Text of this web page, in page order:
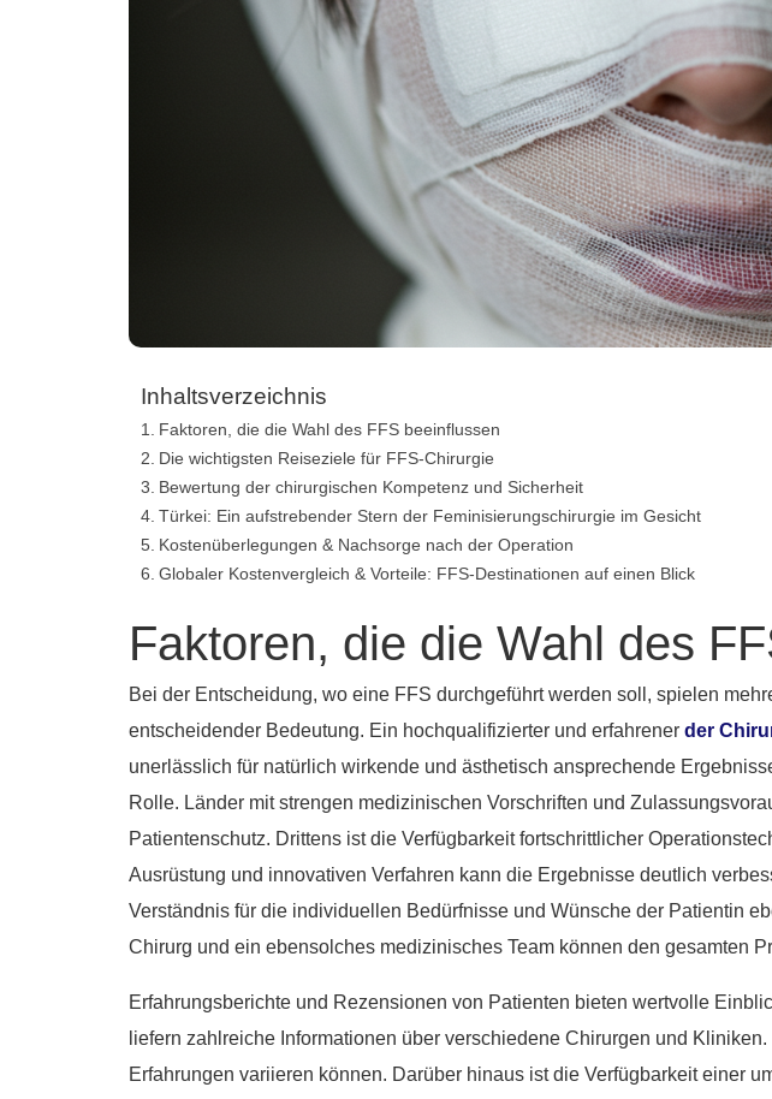
Inhaltsverzeichnis
Faktoren, die die Wahl des FFS beeinflussen
Die wichtigsten Reiseziele für FFS-Chirurgie
Bewertung der chirurgischen Kompetenz und Sicherheit
Türkei: Ein aufstrebender Stern der Feminisierungschirurgie im Gesicht
Kostenüberlegungen & Nachsorge nach der Operation
Globaler Kostenvergleich & Vorteile: FFS-Destinationen auf einen Blick
Faktoren, die die Wahl des
Bei der Entscheidung, wo eine FFS durchgeführt werden soll, spielen
entscheidender Bedeutung. Ein hochqualifizierter und erfahrener der
unerlässlich für natürlich wirkende und ästhetisch ansprechende
Rolle. Länder mit strengen medizinischen Vorschriften und
Patientenschutz. Drittens ist die Verfügbarkeit fortschrittlicher
Ausrüstung und innovativen Verfahren kann die Ergebnisse deutlich
Verständnis für die individuellen Bedürfnisse und Wünsche der Patientin
Chirurg und ein ebensolches medizinisches Team können den gesamten
Erfahrungsberichte und Rezensionen von Patienten bieten wertvolle
liefern zahlreiche Informationen über verschiedene Chirurgen und
Erfahrungen variieren können. Darüber hinaus ist die Verfügbarkeit einer